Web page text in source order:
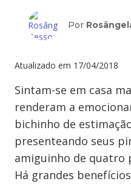
Por
Atualizado em 17/04/2018
Sintam-se em casa
renderam a
bichinho de
presenteando seus
amiguinho de quatro
Há grandes